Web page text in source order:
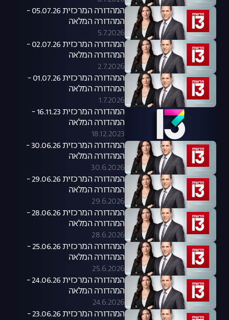
המהדורה המרכזית 05.07.26 -
המהדורה המלאה
5.7.2026
המהדורה המרכזית 02.07.26 -
המהדורה המלאה
2.7.2026
המהדורה המרכזית 01.07.26 -
המהדורה המלאה
1.7.2026
המהדורה המרכזית 16.11.23 -
המהדורה המלאה
18.12.2023
המהדורה המרכזית 30.06.26 -
המהדורה המלאה
30.6.2026
המהדורה המרכזית 29.06.26 -
המהדורה המלאה
29.6.2026
המהדורה המרכזית 28.06.26 -
המהדורה המלאה
28.6.2026
המהדורה המרכזית 25.06.26 -
המהדורה המלאה
25.6.2026
המהדורה המרכזית 24.06.26 -
המהדורה המלאה
24.6.2026
המהדורה המרכזית 23.06.26 -